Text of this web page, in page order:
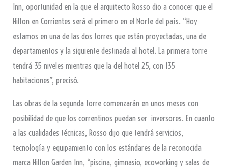
Inn, oportunidad en la que el arquitecto Rosso dio a conocer que el
Hilton en Corrientes será el primero en el Norte del país. “Hoy
estamos en una de las dos torres que están proyectadas, una de
departamentos y la siguiente destinada al hotel. La primera torre
tendrá 35 niveles mientras que la del hotel 25, con 135
habitaciones”, precisó.
Las obras de la segunda torre comenzarán en unos meses con
posibilidad de que los correntinos puedan ser inversores. En cuanto
a las cualidades técnicas, Rosso dijo que tendrá servicios,
tecnología y equipamiento con los estándares de la reconocida
marca Hilton Garden Inn, “piscina, gimnasio, ecoworking y salas de